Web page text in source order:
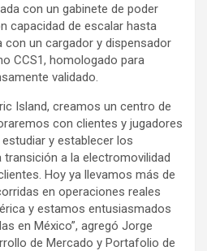
con un gabinete de poder
capacidad de escalar hasta
con un cargador y dispensador
CCS1, homologado para
validado.
Island, creamos un centro de
con clientes y jugadores
y establecer los
a la electromovilidad
Hoy ya llevamos más de
en operaciones reales
y estamos entusiasmados
en México”, agregó Jorge
de Mercado y Portafolio de